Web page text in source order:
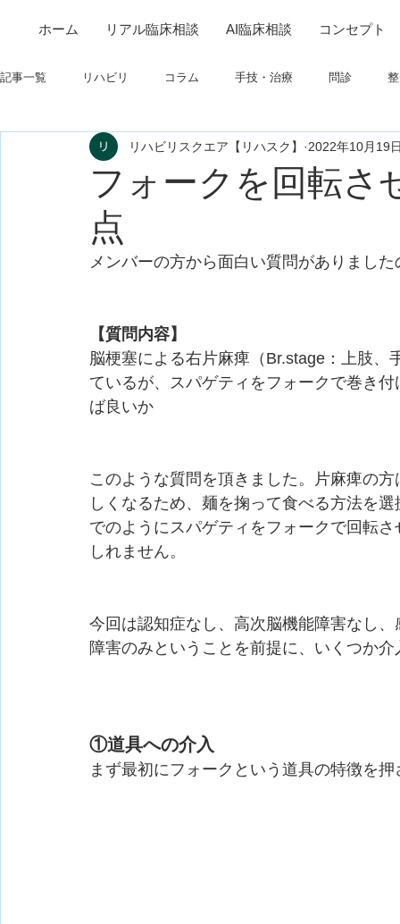
ホーム リアル臨床相談 AI臨床相談 コンセプト
記事一覧 リハビリ コラム 手技・治療 問診
制度関連 学会・研究関連 高次脳機能障害
フィジカルアセスメント
フォークを回転さ
点
リハビリスクエア【リハスク】 2022年10月19
メンバーの方から面白い質問がありまし
【質問内容】
脳梗塞による右片麻痺（Br.stage：上肢
ているが、スパゲティをフォークで巻き
ば良いか
このような質問を頂きました。片麻痺の
しくなるため、麺を掬って食べる方法を
でのようにスパゲティをフォークで回転
しれません。
今回は認知症なし、高次脳機能障害なし
障害のみということを前提に、いくつか
①道具への介入
まず最初にフォークという道具の特徴を